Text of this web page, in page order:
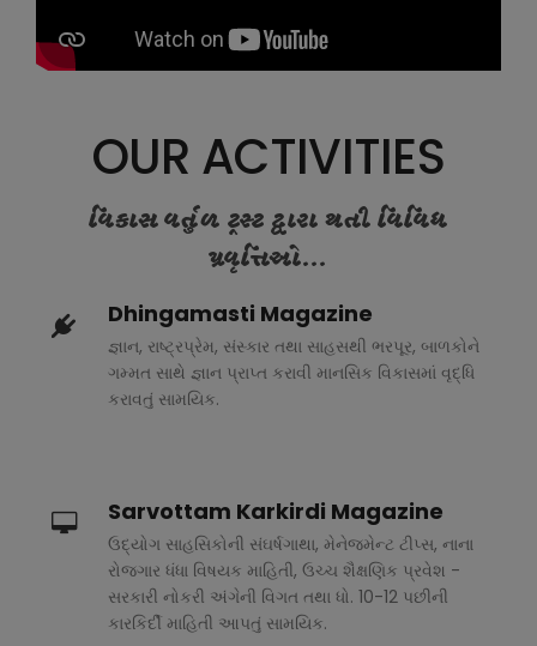
OUR ACTIVITIES
વિકાસ વર્તુળ ટ્રસ્ટ દ્વારા થતી વિવિધ
પ્રવૃત્તિઓ...
Dhingamasti Magazine
જ્ઞાન, રાષ્ટ્રપ્રેમ, સંસ્કાર તથા સાહસથી ભરપૂર, બાળકોને
ગમ્મત સાથે જ્ઞાન પ્રાપ્ત કરાવી માનસિક વિકાસમાં વૃદ્ધિ
કરાવતું સામયિક.
Sarvottam Karkirdi Magazine
ઉદ્યોગ સાહસિકોની સંઘર્ષગાથા, મેનેજમેન્ટ ટીપ્સ, નાના
રોજગાર ધંધા વિષયક માહિતી, ઉચ્ચ શૈક્ષણિક પ્રવેશ -
સરકારી નોકરી અંગેની વિગત તથા ધો. 10-12 પછીની
કારકિર્દી માહિતી આપતું સામયિક.